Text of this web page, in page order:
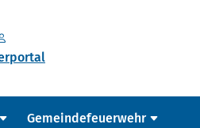
Gemeindefeuerwehr